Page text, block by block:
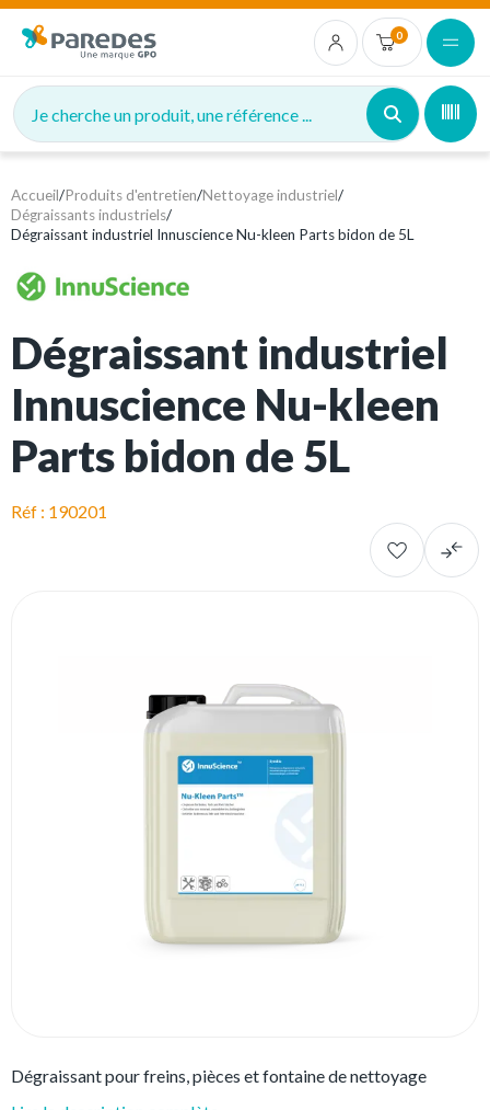
0
Je cherche un produit, une référence ...
Accueil/Produits d'entretien/Nettoyage industriel/
Dégraissants industriels/
Dégraissant industriel Innuscience Nu-kleen Parts bidon de 5L
Dégraissant industriel
Innuscience Nu-kleen
Parts bidon de 5L
Réf : 190201
Dégraissant pour freins, pièces et fontaine de nettoyage